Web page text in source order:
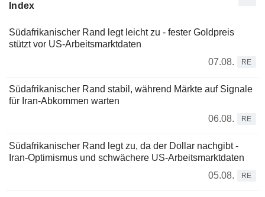
Index
Südafrikanischer Rand legt leicht zu - fester Goldpreis
stützt vor US-Arbeitsmarktdaten
07.08.
RE
Südafrikanischer Rand stabil, während Märkte auf Signale
für Iran-Abkommen warten
06.08.
RE
Südafrikanischer Rand legt zu, da der Dollar nachgibt -
Iran-Optimismus und schwächere US-Arbeitsmarktdaten
05.08.
RE